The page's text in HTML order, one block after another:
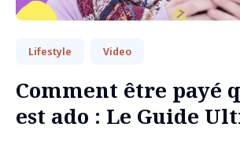
Lifestyle Video
Comment être payé
est ado : Le Guide